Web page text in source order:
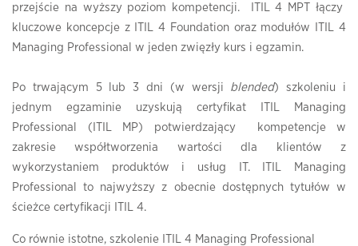
przejście na wyższy poziom kompetencji. ITIL 4 MPT łączy
kluczowe koncepcje z ITIL 4 Foundation oraz modułów ITIL 4
Managing Professional w jeden zwięzły kurs i egzamin.
Po trwającym 5 lub 3 dni (w wersji blended) szkoleniu i
jednym egzaminie uzyskują certyfikat ITIL Managing
Professional (ITIL MP) potwierdzający kompetencje w
zakresie współtworzenia wartości dla klientów z
wykorzystaniem produktów i usług IT. ITIL Managing
Professional to najwyższy z obecnie dostępnych tytułów w
ścieżce certyfikacji ITIL 4.
Co równie istotne, szkolenie ITIL 4 Managing Professional